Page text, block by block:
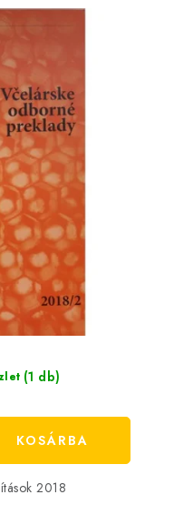
(1 db)
KOSÁRBA
2018